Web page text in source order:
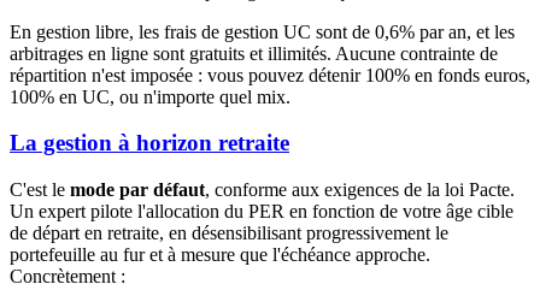
En gestion libre, les frais de gestion UC sont de 0,6% par an, et les
arbitrages en ligne sont gratuits et illimités. Aucune contrainte de
répartition n'est imposée : vous pouvez détenir 100% en fonds euros,
100% en UC, ou n'importe quel mix.
La gestion à horizon retraite
C'est le mode par défaut, conforme aux exigences de la loi Pacte.
Un expert pilote l'allocation du PER en fonction de votre âge cible
de départ en retraite, en désensibilisant progressivement le
portefeuille au fur et à mesure que l'échéance approche.
Concrètement :